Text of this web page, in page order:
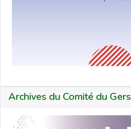
Archives du Comité du Gers